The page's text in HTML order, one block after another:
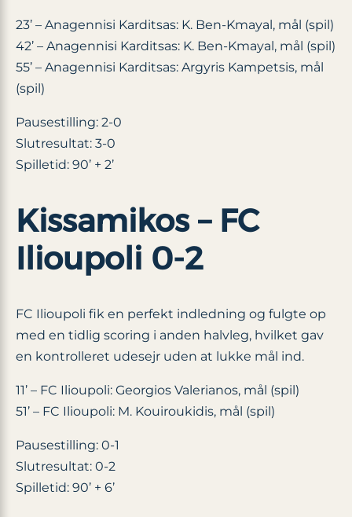
23’ – Anagennisi Karditsas: K. Ben-Kmayal, mål (spil)
42’ – Anagennisi Karditsas: K. Ben-Kmayal, mål (spil)
55’ – Anagennisi Karditsas: Argyris Kampetsis, mål
(spil)
Pausestilling: 2-0
Slutresultat: 3-0
Spilletid: 90’ + 2’
Kissamikos – FC
Ilioupoli 0-2
FC Ilioupoli fik en perfekt indledning og fulgte op
med en tidlig scoring i anden halvleg, hvilket gav
en kontrolleret udesejr uden at lukke mål ind.
11’ – FC Ilioupoli: Georgios Valerianos, mål (spil)
51’ – FC Ilioupoli: M. Kouiroukidis, mål (spil)
Pausestilling: 0-1
Slutresultat: 0-2
Spilletid: 90’ + 6’